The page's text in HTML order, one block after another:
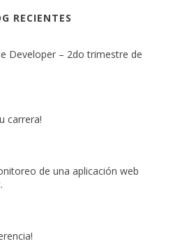
RECIENTES
Developer – 2do trimestre de
carrera!
de una aplicación web